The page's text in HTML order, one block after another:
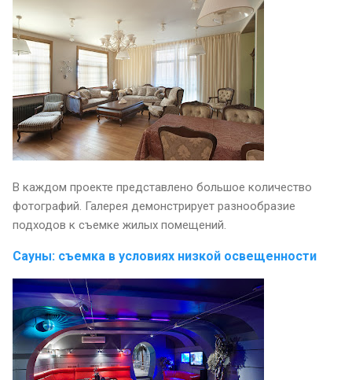
В каждом проекте представлено большое количество
фотографий. Галерея демонстрирует разнообразие
подходов к съемке жилых помещений.
Сауны: съемка в условиях низкой освещенности